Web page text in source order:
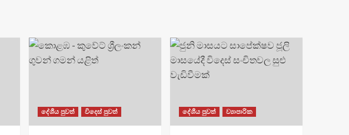
දේශීය පුවත් විදෙස් පුවත් දේශීය පුවත් ව්‍යාපාරික